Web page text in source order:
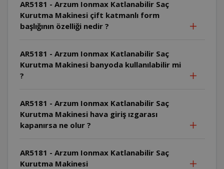
AR5181 - Arzum Ionmax Katlanabilir Saç
Kurutma Makinesi çift katmanlı form
başlığının özelliği nedir ?
AR5181 - Arzum Ionmax Katlanabilir Saç
Kurutma Makinesi banyoda kullanılabilir mi
?
AR5181 - Arzum Ionmax Katlanabilir Saç
Kurutma Makinesi hava giriş ızgarası
kapanırsa ne olur ?
AR5181 - Arzum Ionmax Katlanabilir Saç
Kurutma Makinesi